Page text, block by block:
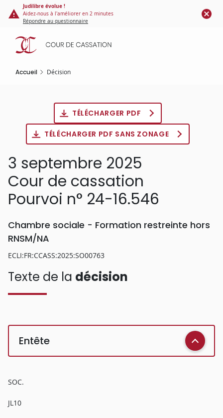
Panneau de gestion des cookies
contenu
principal
Judilibre évolue !
Aidez-nous à l'améliorer en 2 minutes
Répondre au questionnaire
Accueil Décision
TÉLÉCHARGER PDF
TÉLÉCHARGER PDF SANS ZONAGE
3 septembre 2025
Cour de cassation
Pourvoi n° 24-16.546
Chambre sociale - Formation restreinte hors
RNSM/NA
ECLI:FR:CCASS:2025:SO00763
Texte de la décision
Entête
SOC.
JL10